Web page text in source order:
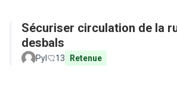
Sécuriser circulation de la
desbals
Pyl 13 Retenue